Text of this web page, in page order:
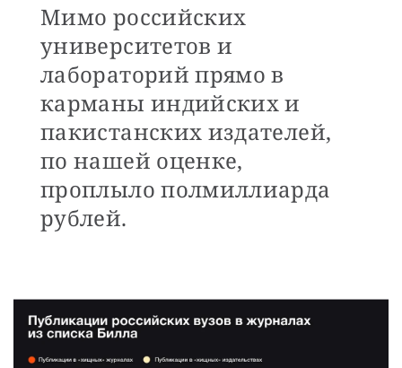
Мимо российских
университетов и
лабораторий прямо в
карманы индийских и
пакистанских издателей,
по нашей оценке,
проплыло полмиллиарда
рублей.